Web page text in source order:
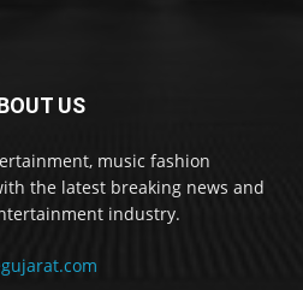
US
music fashion
the latest breaking news and
industry.